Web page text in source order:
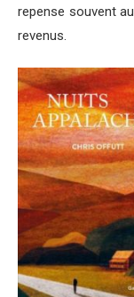
repense souvent
revenus.